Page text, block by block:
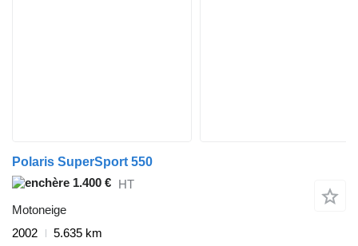
Polaris SuperSport 550
1.400 € HT
Motoneige
2002
5.635 km